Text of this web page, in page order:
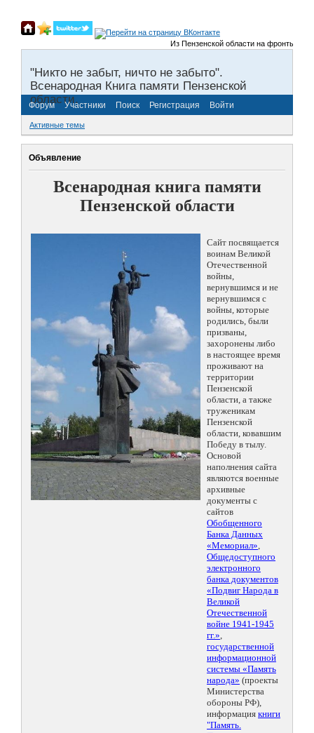
Из Пензенской области на фронты
"Никто не забыт, ничто не забыто".
Всенародная Книга памяти Пензенской
области.
Форум Участники Поиск Регистрация Войти
Активные темы
Объявление
Всенародная книга памяти
Пензенской области
Сайт посвящается
воинам Великой
Отечественной
войны,
вернувшимся и не
вернувшимся с
войны, которые
родились, были
призваны,
захоронены либо
в настоящее время
проживают на
территории
Пензенской
области, а также
труженикам
Пензенской
области, ковавшим
Победу в тылу.
Основой
наполнения сайта
являются военные
архивные
документы с
сайтов
Обобщенного
Банка Данных
«Мемориал»,
Общедоступного
электронного
банка документов
«Подвиг Народа в
Великой
Отечественной
войне 1941-1945
гг.»,
государственной
информационной
системы «Память
народа» (проекты
Министерства
обороны РФ),
информация книги
"Память.